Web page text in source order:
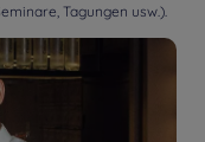
Tagungen usw.).